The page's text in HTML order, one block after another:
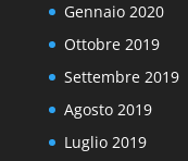
Gennaio 2020
Ottobre 2019
Settembre 2019
Agosto 2019
Luglio 2019